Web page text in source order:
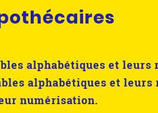
alphabétiques et leurs
alphabétiques et leurs
numérisation.